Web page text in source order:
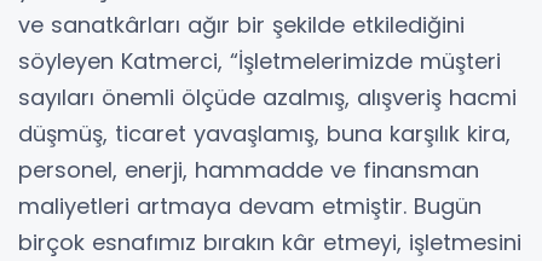
ve sanatkârları ağır bir şekilde etkilediğini
söyleyen Katmerci, “İşletmelerimizde müşteri
sayıları önemli ölçüde azalmış, alışveriş hacmi
düşmüş, ticaret yavaşlamış, buna karşılık kira,
personel, enerji, hammadde ve finansman
maliyetleri artmaya devam etmiştir. Bugün
birçok esnafımız bırakın kâr etmeyi, işletmesini